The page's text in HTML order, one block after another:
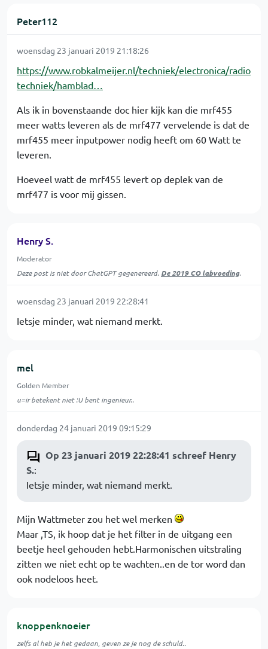
Peter112
woensdag 23 januari 2019 21:18:26
https://www.robkalmeijer.nl/techniek/electronica/radio
techniek/hamblad…
Als ik in bovenstaande doc hier kijk kan die mrf455
meer watts leveren als de mrf477 vervelende is dat de
mrf455 meer inputpower nodig heeft om 60 Watt te
leveren.
Hoeveel watt de mrf455 levert op deplek van de
mrf477 is voor mij gissen.
Henry S.
Moderator
Deze post is niet door ChatGPT gegenereerd. De 2019 CO labvoeding.
woensdag 23 januari 2019 22:28:41
Ietsje minder, wat niemand merkt.
mel
Golden Member
u=ir betekent niet :U bent ingenieur..
donderdag 24 januari 2019 09:15:29
Op 23 januari 2019 22:28:41 schreef Henry
S.:
Ietsje minder, wat niemand merkt.
Mijn Wattmeter zou het wel merken
Maar ,TS, ik hoop dat je het filter in de uitgang een
beetje heel gehouden hebt.Harmonischen uitstraling
zitten we niet echt op te wachten..en de tor word dan
ook nodeloos heet.
knoppenknoeier
zelfs al heb je het gedaan, geven ze je nog de schuld..